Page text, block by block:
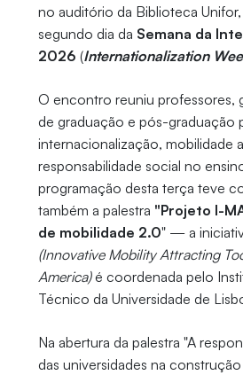
no auditório da Biblioteca
segundo dia da Semana da
2026 (Internationalization
O encontro reuniu professores,
de graduação e pós-graduação
internacionalização, mobilidade
responsabilidade social no
programação desta terça teve
também a palestra "Projeto I-
de mobilidade 2.0" — a
(Innovative Mobility Attracting
America)é coordenada pelo
Técnico da Universidade de
Na abertura da palestra "A
das universidades na